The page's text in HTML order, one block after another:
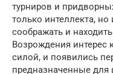
турниров и
только интеллекта,
соображать и
Возрождения интерес
силой, и появились
предназначенные для